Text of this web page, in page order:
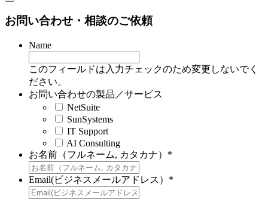
お問い合わせ・相談のご依頼
Name
このフィールドは入力チェックのため変更しないでく
ださい。
お問い合わせの製品／サービス
NetSuite
SunSystems
IT Support
AI Consulting
お名前（フルネーム, カタカナ） *
Email(ビジネスメールアドレス） *